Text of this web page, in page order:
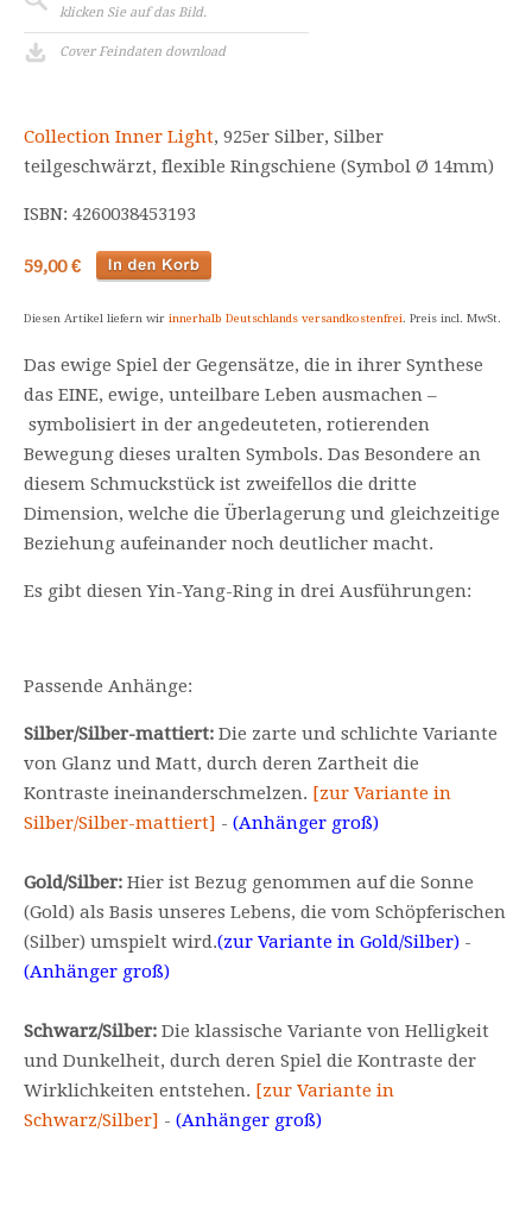
klicken Sie auf das Bild.
Cover Feindaten download
Collection Inner Light, 925er Silber, Silber
teilgeschwärzt, flexible Ringschiene (Symbol Ø 14mm)
ISBN: 4260038453193
59,00 €
Diesen Artikel liefern wir innerhalb Deutschlands versandkostenfrei. Preis incl. MwSt.
Das ewige Spiel der Gegensätze, die in ihrer Synthese
das EINE, ewige, unteilbare Leben ausmachen –
symbolisiert in der angedeuteten, rotierenden
Bewegung dieses uralten Symbols. Das Besondere an
diesem Schmuckstück ist zweifellos die dritte
Dimension, welche die Überlagerung und gleichzeitige
Beziehung aufeinander noch deutlicher macht.
Es gibt diesen Yin-Yang-Ring in drei Ausführungen:
Passende Anhänge:
Silber/Silber-mattiert: Die zarte und schlichte Variante
von Glanz und Matt, durch deren Zartheit die
Kontraste ineinanderschmelzen. [zur Variante in
Silber/Silber-mattiert] - (Anhänger groß)
Gold/Silber: Hier ist Bezug genommen auf die Sonne
(Gold) als Basis unseres Lebens, die vom Schöpferischen
(Silber) umspielt wird.(zur Variante in Gold/Silber) -
(Anhänger groß)
Schwarz/Silber: Die klassische Variante von Helligkeit
und Dunkelheit, durch deren Spiel die Kontraste der
Wirklichkeiten entstehen. [zur Variante in
Schwarz/Silber] - (Anhänger groß)